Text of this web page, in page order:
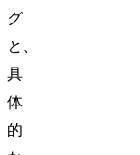
グ
と、
具
体
的